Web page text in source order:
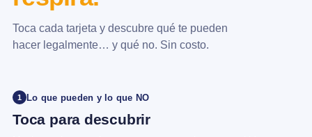
Toca cada tarjeta y descubre qué te pueden
hacer legalmente… y qué no. Sin costo.
1 Lo que pueden y lo que NO
Toca para descubrir